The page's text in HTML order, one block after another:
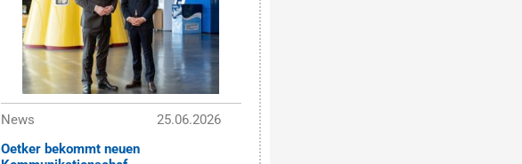
News
25.06.2026
Oetker bekommt neuen